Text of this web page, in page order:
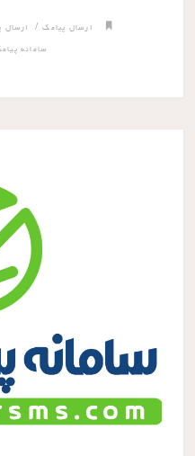
ارسال پیامک/ ارسال
سامانه پیامک